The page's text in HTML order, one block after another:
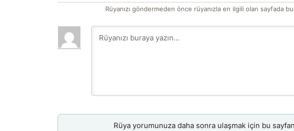
Rüyanızı göndermeden önce rüyanızla en ilgili olan sayfada
Rüya yorumunuza daha sonra ulaşmak için bu